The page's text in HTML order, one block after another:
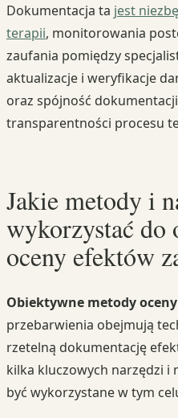
Dokumentacja ta jest
terapii, monitorowania
zaufania pomiędzy
aktualizacje i weryfikacje
oraz spójność
transparentności procesu
Jakie metody i
wykorzystać do
oceny efektów
Obiektywne metody
przebarwienia obejmują
rzetelną dokumentację
kilka kluczowych narzędzi
być wykorzystane w tym